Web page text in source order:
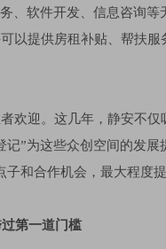
、软件开发、信息咨询
以提供房租补贴、帮扶
欢迎。这几年，静安不
记”为这些众创空间的发
和合作机会，最大程度提
第一道门槛